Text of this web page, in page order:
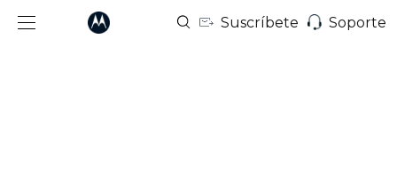
Suscríbete Soporte